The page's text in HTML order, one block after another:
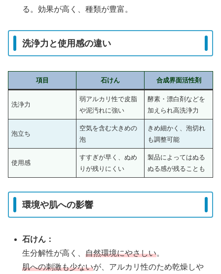
る。効果が高く、種類が豊富。
洗浄力と使用感の違い
項目 石けん 合成界面活性剤
洗浄力
弱アルカリ性で皮脂
や泥汚れに強い
酵素・漂白剤などを
加えられ高洗浄力
泡立ち
空気を含む大きめの
泡
きめ細かく、泡切れ
も調整可能
使用感
すすぎが早く、ぬめ
りが残りにくい
製品によってはぬる
ぬる感が残ることも
環境や肌への影響
石けん：
生分解性が高く、自然環境にやさしい。
肌への刺激も少ないが、アルカリ性のため乾燥しや